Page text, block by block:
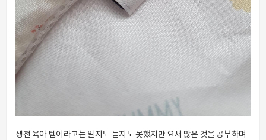
생전 육아 템이라고는 알지도 듣지도 못했지만 요새 많은 것을 공부하며